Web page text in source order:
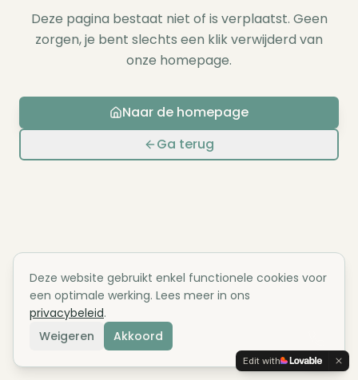
Deze website gebruikt enkel functionele cookies voor
een optimale werking. Lees meer in ons
privacybeleid.
Weigeren
Akkoord
Deze pagina bestaat niet of is verplaatst. Geen
zorgen, je bent slechts een klik verwijderd van
onze homepage.
Naar de homepage
Ga terug
Edit with